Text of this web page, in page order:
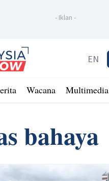
- Iklan -
EN
Wacana Multimedia
bahaya